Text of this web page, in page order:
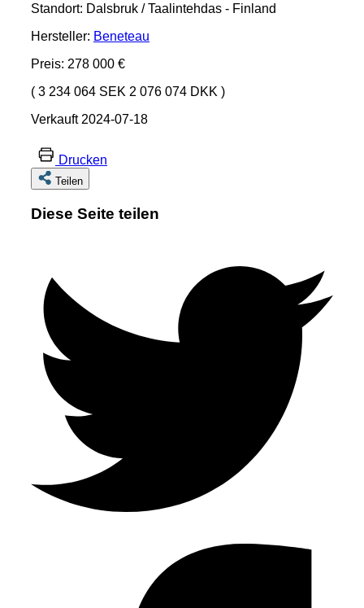
Standort: Dalsbruk / Taalintehdas - Finland
Hersteller: Beneteau
Preis: 278 000 €
( 3 234 064 SEK 2 076 074 DKK )
Verkauft 2024-07-18
Drucken
Teilen
Diese Seite teilen